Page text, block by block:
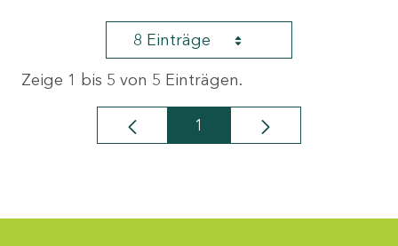
8 Einträge
Zeige 1 bis 5 von 5 Einträgen.
Seite
1